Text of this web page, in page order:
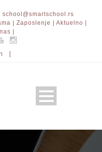
school@smartschool.rs
| Zaposlenje |
Aktuelno |
|